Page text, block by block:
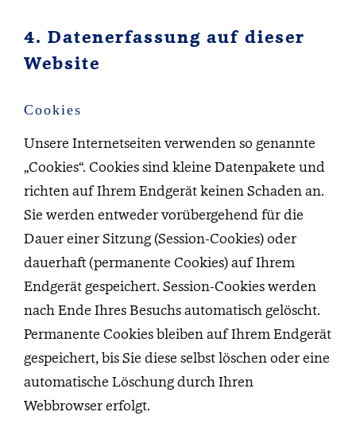
4. Datenerfassung auf dieser
Website
Cookies
Unsere Internetseiten verwenden so genannte
„Cookies“. Cookies sind kleine Datenpakete und
richten auf Ihrem Endgerät keinen Schaden an.
Sie werden entweder vorübergehend für die
Dauer einer Sitzung (Session-Cookies) oder
dauerhaft (permanente Cookies) auf Ihrem
Endgerät gespeichert. Session-Cookies werden
nach Ende Ihres Besuchs automatisch gelöscht.
Permanente Cookies bleiben auf Ihrem Endgerät
gespeichert, bis Sie diese selbst löschen oder eine
automatische Löschung durch Ihren
Webbrowser erfolgt.